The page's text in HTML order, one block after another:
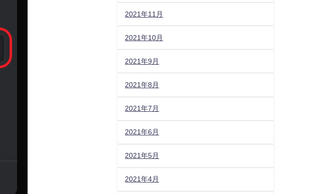
2021年11月
2021年10月
2021年9月
2021年8月
2021年7月
2021年6月
2021年5月
2021年4月